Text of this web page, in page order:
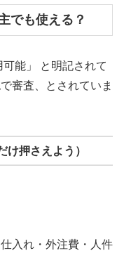
でも使える？
能」 と明記されて
審査、とされていま
け押さえよう）
入れ・外注費・人件